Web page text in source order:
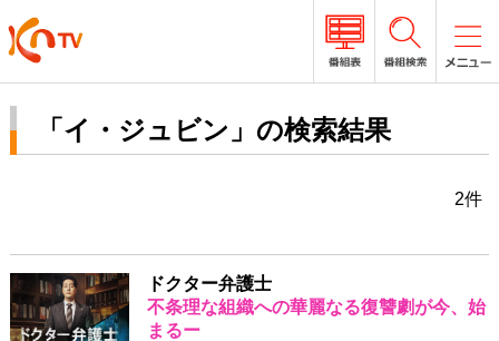
「イ・ジュビン」の検索結果
2件
ドクター弁護士
不条理な組織への華麗なる復讐劇が今、始
まるー